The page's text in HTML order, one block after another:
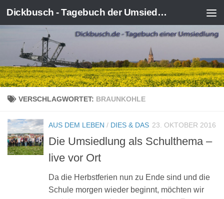
Zum Inhalt springen Dickbusch - Tagebuch der Umsiedlung von Kerpen-Manheim
VERSCHLAGWORTET: BRAUNKOHLE
AUS DEM LEBEN / DIES & DAS 23. OKTOBER 2016
Die Umsiedlung als Schulthema –
live vor Ort
Da die Herbstferien nun zu Ende sind und die
Schule morgen wieder beginnt, möchten wir